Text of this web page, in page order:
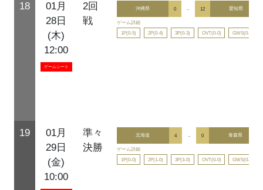
18
01月
28日
(木)
12:00
ゲームシート
2回
戦
沖縄県 0 - 12 愛知県
ゲーム詳細
1P(0-5)
2P(0-4) 3P(0-3) OVT(0-0) GWS(0-0)
19
01月
29日
(金)
10:00
準々
決勝
北海道 4 - 0 青森県
ゲーム詳細
1P(0-0)
2P(1-0) 3P(3-0) OVT(0-0) GWS(0-0)